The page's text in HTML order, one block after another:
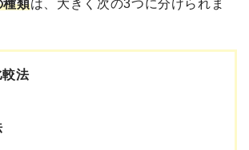
種類は、大きく次の3つに分けられま
法